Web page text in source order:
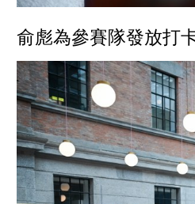
俞彪為參賽隊發放打